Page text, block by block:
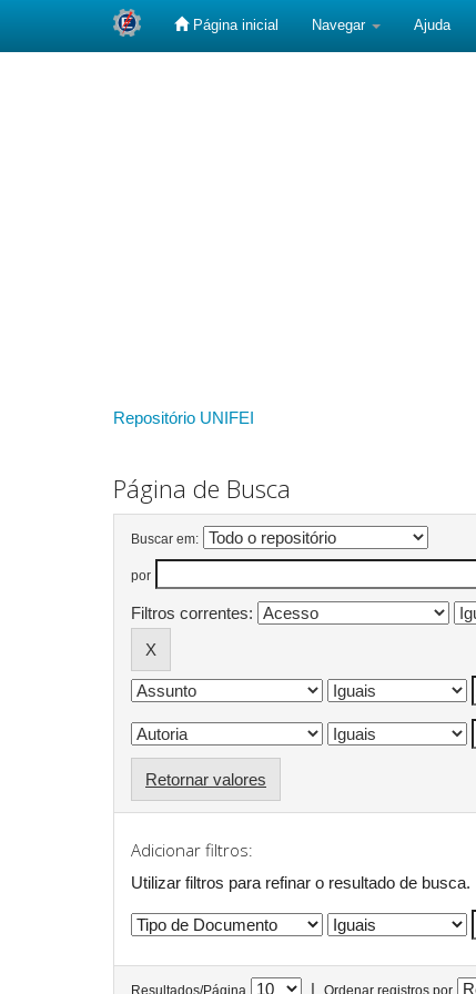
Página inicial Navegar Ajuda
Repositório UNIFEI
Página de Busca
Buscar em:
por
Filtros correntes:
Retornar valores
Adicionar filtros:
Utilizar filtros para refinar o resultado de busca.
Resultados/Página | Ordenar registros por